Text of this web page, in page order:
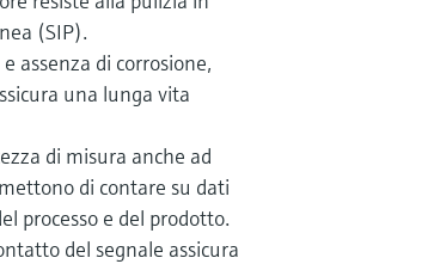
(SIP).
assenza di corrosione,
una lunga vita
di misura anche ad
di contare su dati
processo e del prodotto.
del segnale assicura